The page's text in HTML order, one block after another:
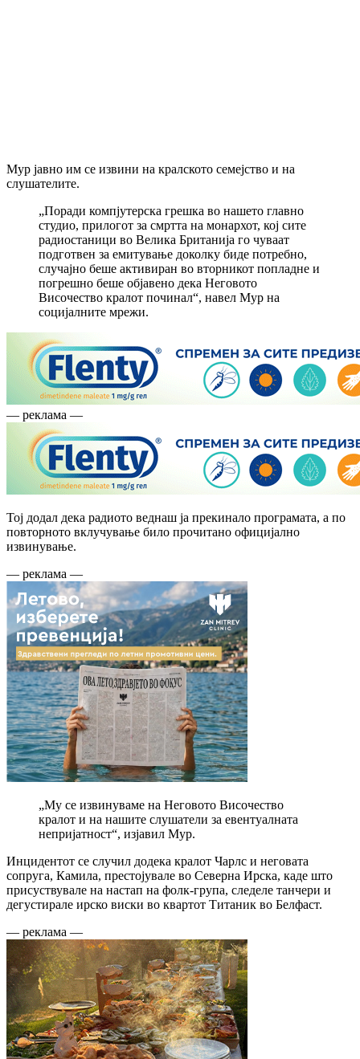
Мур јавно им се извини на кралското семејство и на
слушателите.
„Поради компјутерска грешка во нашето главно
студио, прилогот за смртта на монархот, кој сите
радиостаници во Велика Британија го чуваат
подготвен за емитување доколку биде потребно,
случајно беше активиран во вторникот попладне и
погрешно беше објавено дека Неговото
Височество кралот починал“, навел Мур на
социјалните мрежи.
— реклама —
Тој додал дека радиото веднаш ја прекинало програмата, а по
повторното вклучување било прочитано официјално
извинување.
— реклама —
„Му се извинуваме на Неговото Височество
кралот и на нашите слушатели за евентуалната
непријатност“, изјавил Мур.
Инцидентот се случил додека кралот Чарлс и неговата
сопруга, Камила, престојувале во Северна Ирска, каде што
присуствувале на настап на фолк-група, следеле танчери и
дегустирале ирско виски во квартот Титаник во Белфаст.
— реклама —